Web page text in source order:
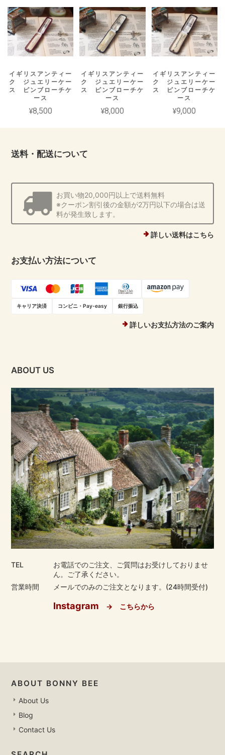
イギリスアンティー
ク ジュエリーケー
ス ピンブローチケ
ース
¥8,500
イギリスアンティー
ク ジュエリーケー
ス ピンブローチケ
ース
¥8,000
イギリスアンティー
ク ジュエリーケー
ス ピンブローチケ
ース
¥9,000
送料・配送について
お買い物20,000円以上で送料無料
※クーポン割引後の金額が2万円以下の場合は送
料が発生致します。
詳しい送料はこちら
お支払い方法について
キャリア決済 コンビニ・Pay-easy 銀行振込
詳しいお支払方法のご案内
ABOUT US
TEL
お電話でのご注文、ご質問はお受けしておりませ
ん。ご了承ください。
営業時間
メールでのみのご注文となります。(24時間受付)
Instagram → こちらから
ABOUT BONNY BEE
About Us
Blog
Contact Us